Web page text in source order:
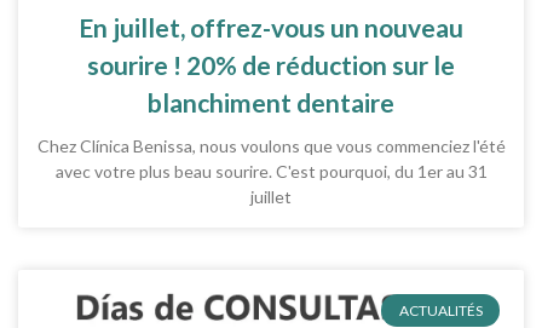
En juillet, offrez-vous un nouveau
sourire ! 20% de réduction sur le
blanchiment dentaire
Chez Clínica Benissa, nous voulons que vous commenciez l'été
avec votre plus beau sourire. C'est pourquoi, du 1er au 31
juillet
ACTUALITÉS